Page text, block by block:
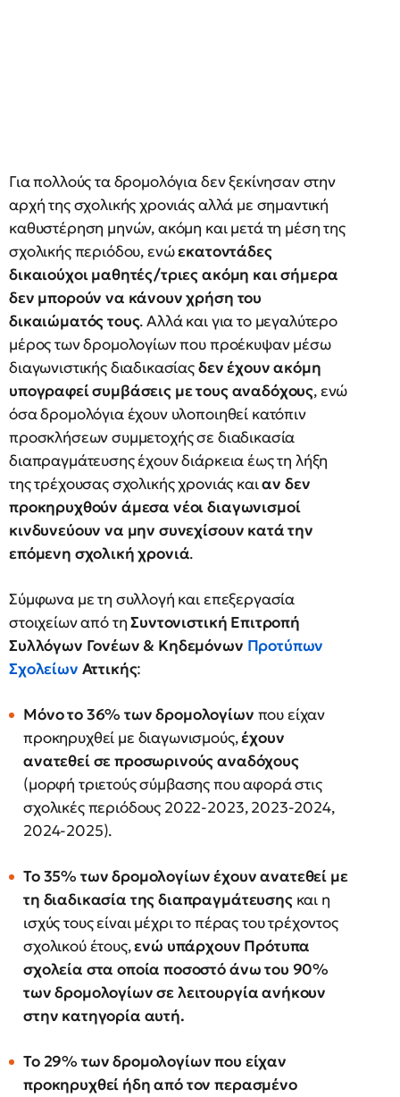
Για πολλούς τα δρομολόγια δεν ξεκίνησαν στην
αρχή της σχολικής χρονιάς αλλά με σημαντική
καθυστέρηση μηνών, ακόμη και μετά τη μέση της
σχολικής περιόδου, ενώεκατοντάδες
δικαιούχοι μαθητές/τριες ακόμη και σήμερα
δεν μπορούν να κάνουν χρήση του
δικαιώματός τους. Αλλά και για το μεγαλύτερο
μέρος των δρομολογίων που προέκυψαν μέσω
διαγωνιστικής διαδικασίαςδεν έχουν ακόμη
υπογραφεί συμβάσεις με τους αναδόχους, ενώ
όσα δρομολόγια έχουν υλοποιηθεί κατόπιν
προσκλήσεων συμμετοχής σε διαδικασία
διαπραγμάτευσης έχουν διάρκεια έως τη λήξη
της τρέχουσας σχολικής χρονιάς καιαν δεν
προκηρυχθούν άμεσα νέοι διαγωνισμοί
κινδυνεύουν να μην συνεχίσουν κατά την
επόμενη σχολική χρονιά.
Σύμφωνα με τη συλλογή και επεξεργασία
στοιχείων από τηΣυντονιστική Επιτροπή
Συλλόγων Γονέων & Κηδεμόνων Προτύπων
Σχολείων Αττικής:
Μόνο το 36% των δρομολογίων που είχαν
προκηρυχθεί με διαγωνισμούς,έχουν
ανατεθεί σε προσωρινούς αναδόχους
(μορφή τριετούς σύμβασης που αφορά στις
σχολικές περιόδους 2022-2023, 2023-2024,
2024-2025).
Το 35% των δρομολογίων έχουν ανατεθεί με
τη διαδικασία της διαπραγμάτευσης και η
ισχύς τους είναι μέχρι το πέρας του τρέχοντος
σχολικού έτους,ενώ υπάρχουν Πρότυπα
σχολεία στα οποία ποσοστό άνω του 90%
των δρομολογίων σε λειτουργία ανήκουν
στην κατηγορία αυτή.
Το 29% των δρομολογίων που είχαν
προκηρυχθεί ήδη από τον περασμένο